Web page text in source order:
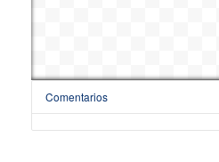
Comentarios